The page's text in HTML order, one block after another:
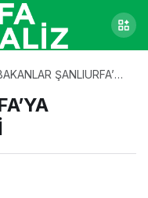
ŞANLIURFA’YA
0